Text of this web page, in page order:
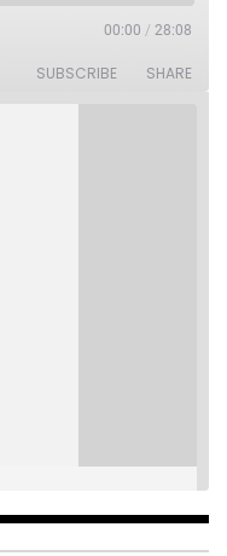
00:00 / 28:08
SUBSCRIBE SHARE